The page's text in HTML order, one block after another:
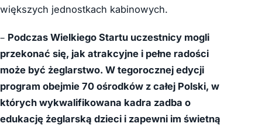
większych jednostkach kabinowych.
– Podczas Wielkiego Startu uczestnicy mogli
przekonać się, jak atrakcyjne i pełne radości
może być żeglarstwo. W tegorocznej edycji
program obejmie 70 ośrodków z całej Polski, w
których wykwalifikowana kadra zadba o
edukację żeglarską dzieci i zapewni im świetną